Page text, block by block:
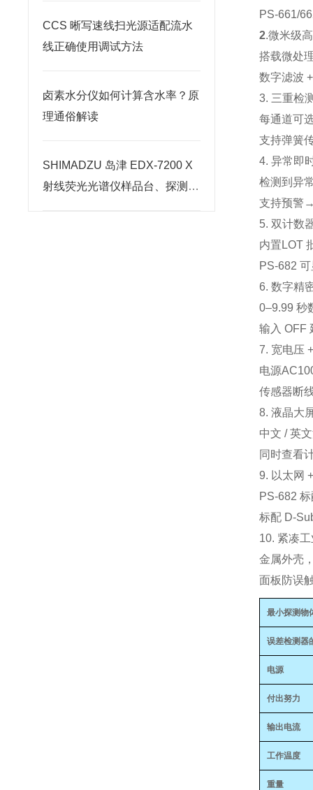
CCS 晰写速线扫光源适配流水
线正确使用调试方法
卤素水分仪如何计算含水率？原
理通俗解读
SHIMADZU 岛津 EDX-7200 X
射线荧光光谱仪样品台、探测器
PS‑661/
2.微米级
搭载微处
数字滤波
3. 三重检
每通道可
支持弹簧
4. 异常即
检测到异
支持预警
5. 双计数
内置 LOT
PS‑682
6. 数字精
0–9.99 秒
输入 OFF
7. 宽电压
电源
传感器断
8. 液晶大
中文 / 英
同时查看
9. 以太网
PS‑682
标配
10. 紧凑
金属外壳
面板防误
最小探测物
误差检测器
电源
付出努力
输出电流
工作温度
重量